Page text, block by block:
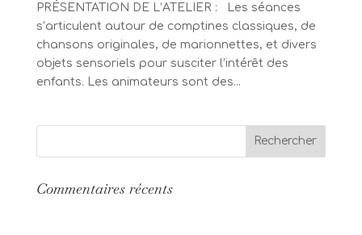
PRÉSENTATION DE L’ATELIER : Les séances
s’articulent autour de comptines classiques, de
chansons originales, de marionnettes, et divers
objets sensoriels pour susciter l’intérêt des
enfants. Les animateurs sont des...
Commentaires récents